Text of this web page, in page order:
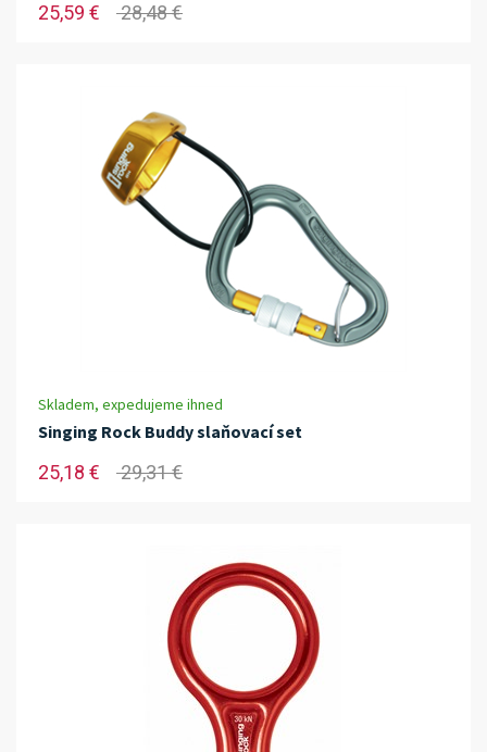
25,59 € 28,48 €
Skladem, expedujeme ihned
Singing Rock Buddy slaňovací set
25,18 € 29,31 €